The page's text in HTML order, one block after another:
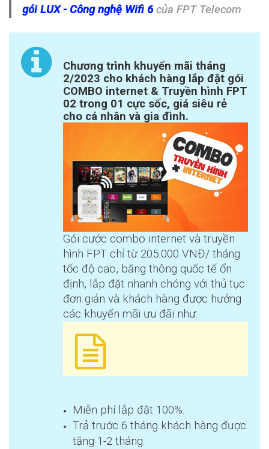
gói LUX - Công nghệ Wifi 6của FPT Telecom
Chương trình khuyến mãi tháng
2/2023 cho khách hàng lắp đặt gói
COMBO internet & Truyền hình FPT
02 trong 01 cực sốc, giá siêu rẻ
cho cá nhân và gia đình.
Gói cước combo internet và truyền
hình FPT chỉ từ 205.000 VNĐ/ tháng
tốc độ cao, băng thông quốc tế ổn
định, lắp đặt nhanh chóng với thủ tục
đơn giản và khách hàng được hưởng
các khuyến mãi ưu đãi như:
Miễn phí lắp đặt 100%.
Trả trước 6 tháng khách hàng được
tặng 1-2 tháng.